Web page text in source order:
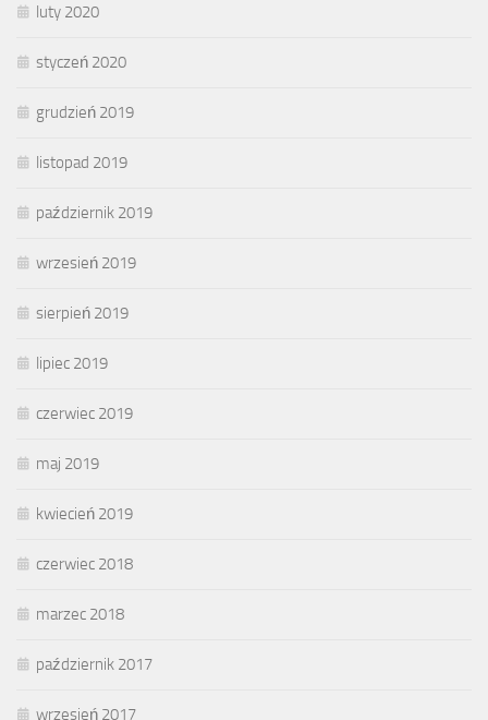
luty 2020
styczeń 2020
grudzień 2019
listopad 2019
październik 2019
wrzesień 2019
sierpień 2019
lipiec 2019
czerwiec 2019
maj 2019
kwiecień 2019
czerwiec 2018
marzec 2018
październik 2017
wrzesień 2017